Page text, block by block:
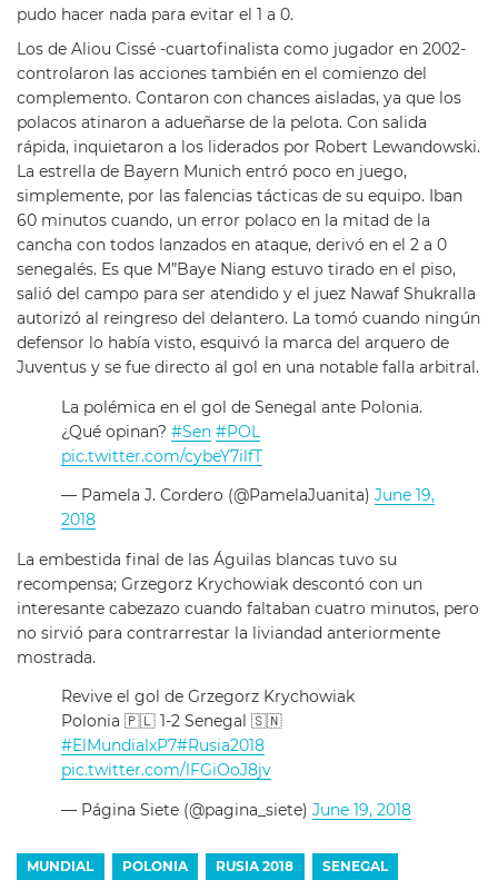
pudo hacer nada para evitar el 1 a 0.
Los de Aliou Cissé -cuartofinalista como jugador en 2002-
controlaron las acciones también en el comienzo del
complemento. Contaron con chances aisladas, ya que los
polacos atinaron a adueñarse de la pelota. Con salida
rápida, inquietaron a los liderados por Robert Lewandowski.
La estrella de Bayern Munich entró poco en juego,
simplemente, por las falencias tácticas de su equipo. Iban
60 minutos cuando, un error polaco en la mitad de la
cancha con todos lanzados en ataque, derivó en el 2 a 0
senegalés. Es que M”Baye Niang estuvo tirado en el piso,
salió del campo para ser atendido y el juez Nawaf Shukralla
autorizó al reingreso del delantero. La tomó cuando ningún
defensor lo había visto, esquivó la marca del arquero de
Juventus y se fue directo al gol en una notable falla arbitral.
La polémica en el gol de Senegal ante Polonia.
¿Qué opinan? #Sen #POL
pic.twitter.com/cybeY7ilfT
— Pamela J. Cordero (@PamelaJuanita) June 19,
2018
La embestida final de las Águilas blancas tuvo su
recompensa; Grzegorz Krychowiak descontó con un
interesante cabezazo cuando faltaban cuatro minutos, pero
no sirvió para contrarrestar la liviandad anteriormente
mostrada.
Revive el gol de Grzegorz Krychowiak
Polonia 🇵🇱 1-2 Senegal 🇸🇳
#ElMundialxP7#Rusia2018
pic.twitter.com/lFGiOoJ8jv
— Página Siete (@pagina_siete) June 19, 2018
MUNDIAL POLONIA RUSIA 2018 SENEGAL